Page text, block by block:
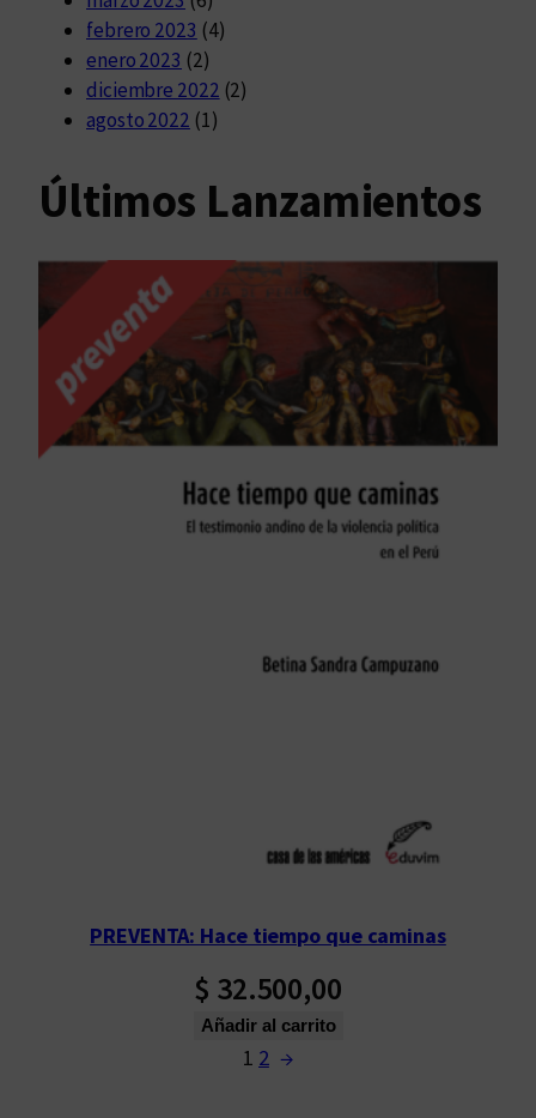
febrero 2023 (4)
enero 2023 (2)
diciembre 2022 (2)
agosto 2022 (1)
Últimos Lanzamientos
PREVENTA: Hace tiempo que caminas
$ 32.500,00
Añadir al carrito
1 2 →